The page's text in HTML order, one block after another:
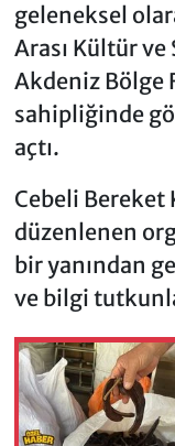
geleneksel
Arası Kültür ve
Akdeniz Bölge
sahipliğinde
açtı.
Cebeli Bereket
düzenlenen
bir yanından
ve bilgi